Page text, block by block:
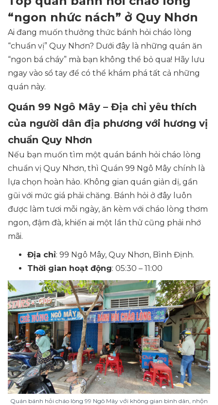
“ngon nhức nách” ở Quy Nhơn
Ai đang muốn thưởng thức bánh hỏi cháo lòng
“chuẩn vị” Quy Nhơn? Dưới đây là những quán ăn
“ngon bá cháy” mà bạn không thể bỏ qua! Hãy lưu
ngay vào sổ tay để có thể khám phá tất cả những
quán này.
Quán 99 Ngô Mây – Địa chỉ yêu thích
của người dân địa phương với hương vị
chuẩn Quy Nhơn
Nếu bạn muốn tìm một quán bánh hỏi cháo lòng
chuẩn vị Quy Nhơn, thì Quán 99 Ngô Mây chính là
lựa chọn hoàn hảo. Không gian quán giản dị, gần
gũi với mức giá phải chăng. Bánh hỏi ở đây luôn
được làm tươi mỗi ngày, ăn kèm với cháo lòng thơm
ngon, đậm đà, khiến ai một lần thử cũng phải nhớ
mãi.
Địa chỉ: 99 Ngô Mây, Quy Nhơn, Bình Định.
Thời gian hoạt động: 05:30 – 11:00
Quán bánh hỏi cháo lòng 99 Ngô Mây với không gian bình dân, nhộn